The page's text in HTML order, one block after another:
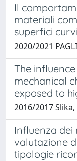
Il
materiali
superfici
2020/2021
The
mechanical
exposed to
2016/2017
Influenza dei
valutazione
tipologie